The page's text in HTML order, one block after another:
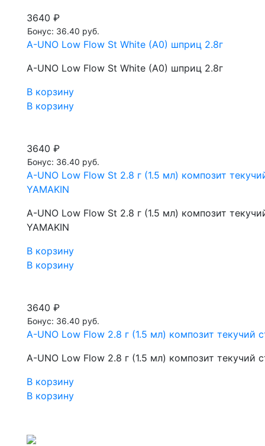
3640 ₽
Бонус: 36.40 руб.
A-UNO Low Flow St White (A0) шприц 2.8г
A-UNO Low Flow St White (A0) шприц 2.8г
В корзину
В корзину
3640 ₽
Бонус: 36.40 руб.
A-UNO Low Flow St 2.8 г (1.5 мл) композит
YAMAKIN
A-UNO Low Flow St 2.8 г (1.5 мл) композит
YAMAKIN
В корзину
В корзину
3640 ₽
Бонус: 36.40 руб.
A-UNO Low Flow 2.8 г (1.5 мл) композит
A-UNO Low Flow 2.8 г (1.5 мл) композит
В корзину
В корзину